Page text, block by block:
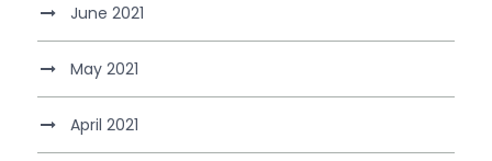
June 2021
May 2021
April 2021